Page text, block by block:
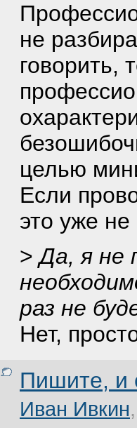
не
говорить,
целью
Если
это уже не
>Да, я не
раз не
Нет,
Пишите, и
Иван Ивкин